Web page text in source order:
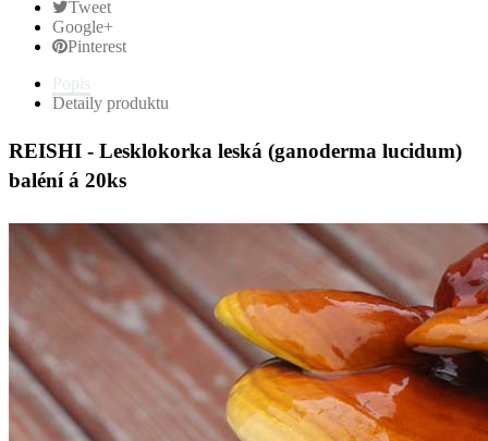
Tweet
Google+
Pinterest
Popis
Detaily produktu
REISHI - Lesklokorka leská (ganoderma lucidum)
baléní á 20ks